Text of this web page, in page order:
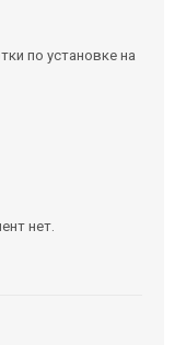
по установке на
нет.